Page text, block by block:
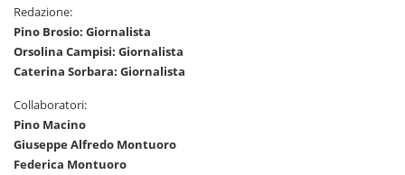
Redazione:
Pino Brosio: Giornalista
Orsolina Campisi: Giornalista
Caterina Sorbara: Giornalista
Collaboratori:
Pino Macino
Giuseppe Alfredo Montuoro
Federica Montuoro